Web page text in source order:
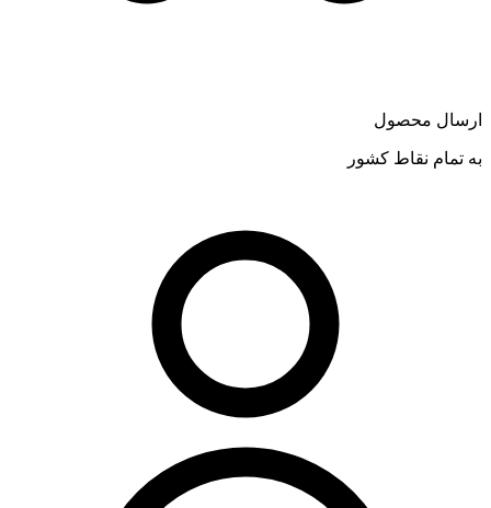
ارسال محصول
به تمام نقاط کشور